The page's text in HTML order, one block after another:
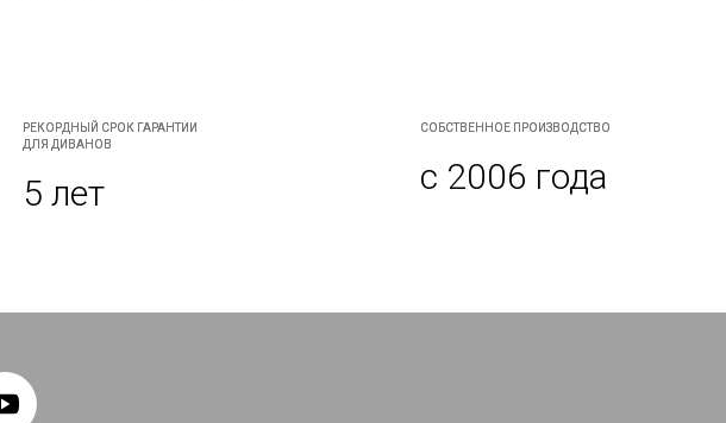
РЕКОРДНЫЙ СРОК ГАРАНТИИ
ДЛЯ ДИВАНОВ
5 лет
СОБСТВЕННОЕ ПРОИЗВОДСТВО
с 2006 года